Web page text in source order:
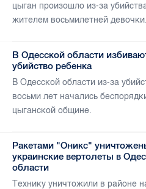
цыган произошло из-за
жителем восьмилетней девочки.
В Одесской области
убийство ребенка
В Одесской области из-за
восьми лет начались
цыганской общине.
Ракетами "Оникс"
украинские вертолеты в
области
Технику уничтожили в районе